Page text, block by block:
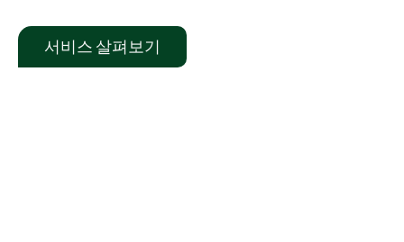
서비스 살펴보기